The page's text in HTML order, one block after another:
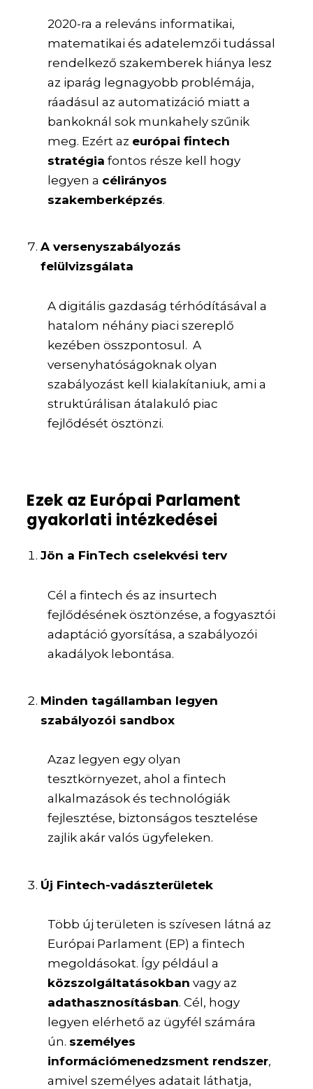
2020-ra a releváns informatikai,
matematikai és adatelemzői tudással
rendelkező szakemberek hiánya lesz
az iparág legnagyobb problémája,
ráadásul az automatizáció miatt a
bankoknál sok munkahely szűnik
meg. Ezért az európai fintech
stratégia fontos része kell hogy
legyen a célirányos
szakemberképzés.
A versenyszabályozás
felülvizsgálata
A digitális gazdaság térhódításával a
hatalom néhány piaci szereplő
kezében összpontosul. A
versenyhatóságoknak olyan
szabályozást kell kialakítaniuk, ami a
struktúrálisan átalakuló piac
fejlődését ösztönzi.
Ezek az Európai Parlament
gyakorlati intézkedései
Jön a FinTech cselekvési terv
Cél a fintech és az insurtech
fejlődésének ösztönzése, a fogyasztói
adaptáció gyorsítása, a szabályozói
akadályok lebontása.
Minden tagállamban legyen
szabályozói sandbox
Azaz legyen egy olyan
tesztkörnyezet, ahol a fintech
alkalmazások és technológiák
fejlesztése, biztonságos tesztelése
zajlik akár valós ügyfeleken.
Új Fintech-vadászterületek
Több új területen is szívesen látná az
Európai Parlament (EP) a fintech
megoldásokat. Így például a
közszolgáltatásokban vagy az
adathasznosításban. Cél, hogy
legyen elérhető az ügyfél számára
ún. személyes
információmenedzsment rendszer,
amivel személyes adatait láthatja,